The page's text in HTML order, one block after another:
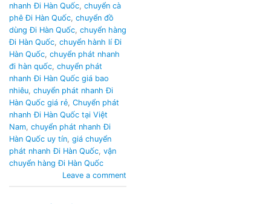
nhanh Đi Hàn Quốc chuyển cà
phê Đi Hàn Quốc chuyển đồ
dùng Đi Hàn Quốc chuyển hàng
Đi Hàn Quốc chuyển hành lí Đi
Hàn Quốc chuyển phát nhanh
đi hàn quốc chuyển phát
nhanh Đi Hàn Quốc giá bao
nhiêu chuyển phát nhanh Đi
Hàn Quốc giá rẻ Chuyển phát
nhanh Đi Hàn Quốc tại Việt
Nam chuyển phát nhanh Đi
Hàn Quốc uy tín giá chuyển
phát nhanh Đi Hàn Quốc vận
chuyển hàng Đi Hàn Quốc
Leave a comment